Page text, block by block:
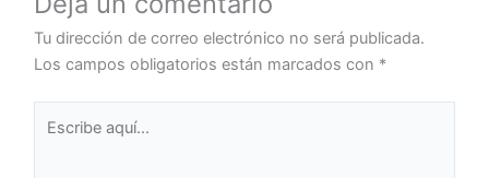
Tu dirección de correo electrónico no será publicada.
Los campos obligatorios están marcados con *
aquí...